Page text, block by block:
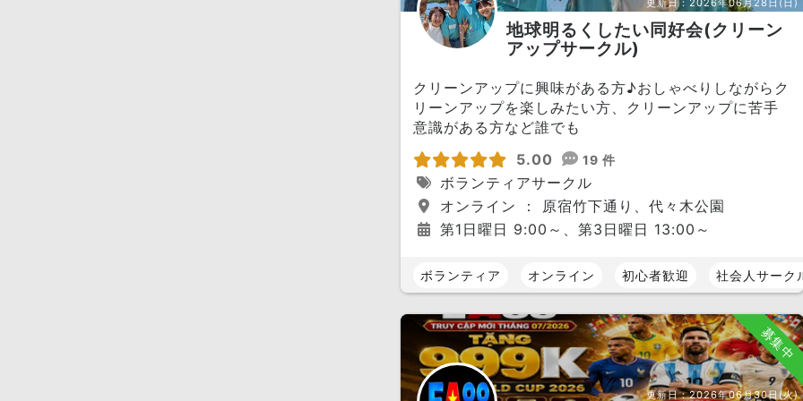
更新日： 2026年06月28日(日)
地球明るくしたい同好会(クリーン
アップサークル)
クリーンアップに興味がある方♪おしゃべりしながらク
リーンアップを楽しみたい方、クリーンアップに苦手
意識がある方など誰でも
5.00
19 件
ボランティアサークル
オンライン ： 原宿竹下通り、代々木公園
第1日曜日 9:00～、第3日曜日 13:00～
ボランティア オンライン 初心者歓迎 社会人サークル
募集中
更新日：2026年06月30日(火)